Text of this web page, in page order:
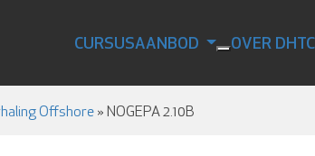
CURSUSAANBOD OVER DHTC
Offshore» NOGEPA 2.10B